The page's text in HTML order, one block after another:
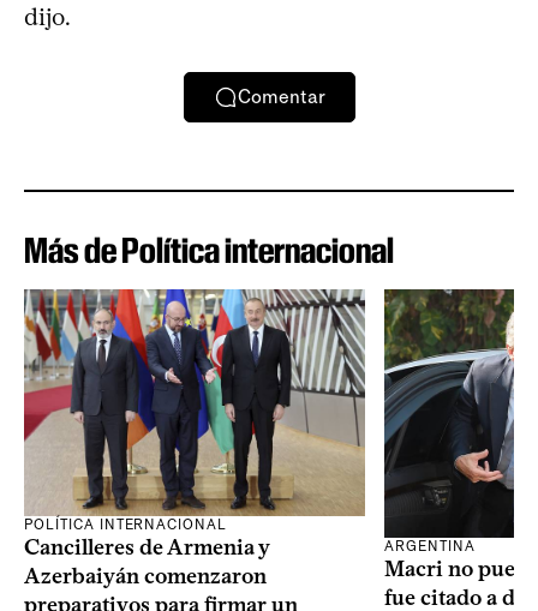
dijo.
Comentar
Más de Política internacional
POLÍTICA INTERNACIONAL
Cancilleres de Armenia y
Azerbaiyán comenzaron
preparativos para firmar un
ARGENTINA
Macri no
fue citado a